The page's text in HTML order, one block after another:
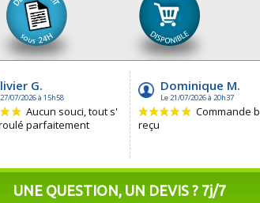
UNE QUESTION, UN DEVIS ? 7j/7